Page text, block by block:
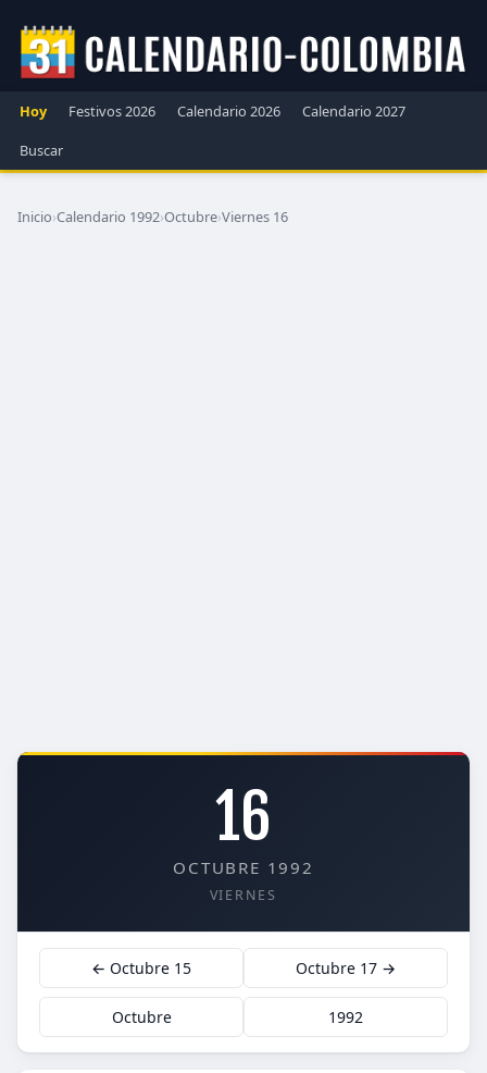
Hoy Festivos 2026 Calendario 2026
Calendario 2027
Buscar
Inicio›Calendario 1992›Octubre›Viernes 16
16
OCTUBRE 1992
VIERNES
← Octubre 15 Octubre 17 →
Octubre 1992